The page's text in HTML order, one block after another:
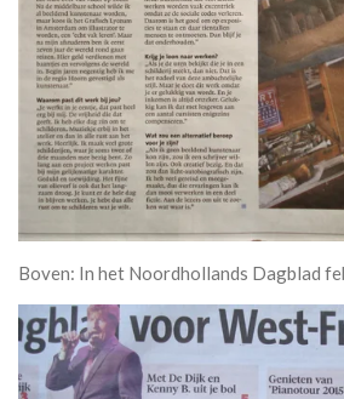
Boven: In het Noordhollands Dagblad